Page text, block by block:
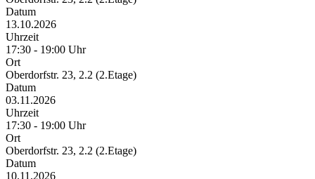
Datum
13.10.2026
Uhrzeit
17:30 - 19:00 Uhr
Ort
Oberdorfstr. 23, 2.2 (2.Etage)
Datum
03.11.2026
Uhrzeit
17:30 - 19:00 Uhr
Ort
Oberdorfstr. 23, 2.2 (2.Etage)
Datum
10.11.2026